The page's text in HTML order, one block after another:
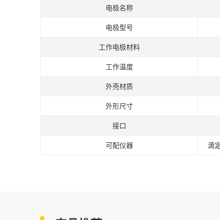
电极名称
电极型号
工作电极材料
工作温度
外壳材质
外形尺寸
接口
可配仪器
滴